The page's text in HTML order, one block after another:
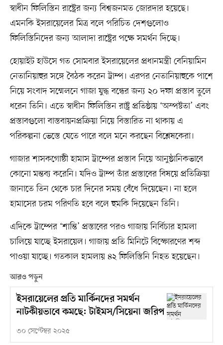
স্বাধীন ফিলিস্তিন রাষ্ট্রের জন্য বিশ্বজনমত জোরদার হয়েছে।
এমনকি ইসরায়েলের মিত্র বলে পরিচিত দেশগুলোও
ফিলিস্তিনিদের জন্য আলাদা রাষ্ট্রের পক্ষে সমর্থন দিচ্ছে।
হোয়াইট হাউসে গত সোমবার ইসরায়েলের প্রধানমন্ত্রী বেনিয়ামিন
নেতানিয়াহুর সঙ্গে বৈঠক করেন ট্রাম্প। এরপর নেতানিয়াহুকে পাশে
নিয়ে সংবাদ সম্মেলনে গাজা যুদ্ধ বন্ধের জন্য ২০ দফা প্রস্তাব তুলে
ধরেন তিনি। এতে স্বাধীন ফিলিস্তিন রাষ্ট্র প্রতিষ্ঠায় ‘অস্পষ্টতা’ এবং
প্রস্তাবগুলো বাস্তবায়নপ্রক্রিয়া নিয়ে বিস্তারিত না থাকায় এ
পরিকল্পনা ভেস্তে যেতে পারে বলে মনে করছেন বিশ্লেষকেরা।
গাজার শাসকগোষ্ঠী হামাস ট্রাম্পের প্রস্তাব নিয়ে আনুষ্ঠানিকভাবে
কোনো মন্তব্য করেনি। যদিও ট্রাম্প তাঁর প্রস্তাবের বিষয়ে প্রতিক্রিয়া
জানাতে তিন থেকে চার দিনের সময় বেঁধে দিয়েছেন। না হলে
হামাসের চরম পরিণতি হবে বলে হুমকি দিয়েছেন তিনি।
এদিকে ট্রাম্পের ‘শান্তি’ প্রস্তাবের পরও গাজায় নির্বিচার হামলা
চালিয়ে যাচ্ছে ইসরায়েল। গাজায় প্রতি মিনিটে বিস্ফোরণের শব্দ
পাওয়া যাচ্ছে। গতকাল হামলায় ৪২ ফিলিস্তিনি নিহত হয়েছেন।
আরও পড়ুন
ইসরায়েলের প্রতি মার্কিনদের সমর্থন
নাটকীয়ভাবে কমছে: টাইমস/সিয়েনা জরিপ
৩০ সেপ্টেম্বর ২০২৫